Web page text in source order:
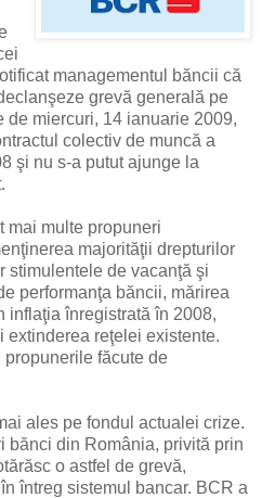
managementul băncii că
grevă generală pe
de miercuri, 14 ianuarie 2009,
colectiv de muncă a
şi nu s-a putut ajunge la
mai multe propuneri
majorităţii drepturilor
stimulentele de vacanţă şi
performanţa băncii, mărirea
inflaţia înregistrată în 2008,
extinderea reţelei existente.
făcute de
ales pe fondul actualei crize.
bănci din România, privită prin
o astfel de grevă,
întreg sistemul bancar. BCR a